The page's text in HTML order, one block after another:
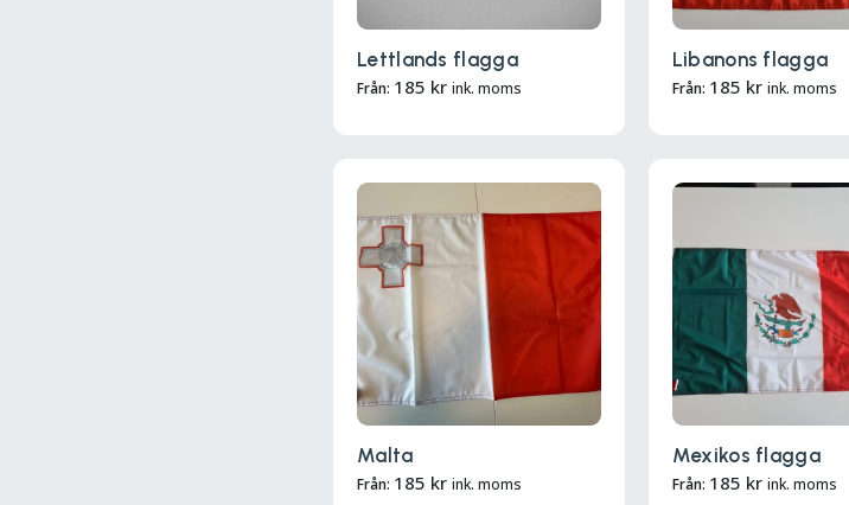
Lettlands flagga
Från: 185 kr ink. moms
Libanons flagga
Från: 185 kr ink. moms
Malta
Från: 185 kr ink. moms
Mexikos flagga
Från: 185 kr ink. moms